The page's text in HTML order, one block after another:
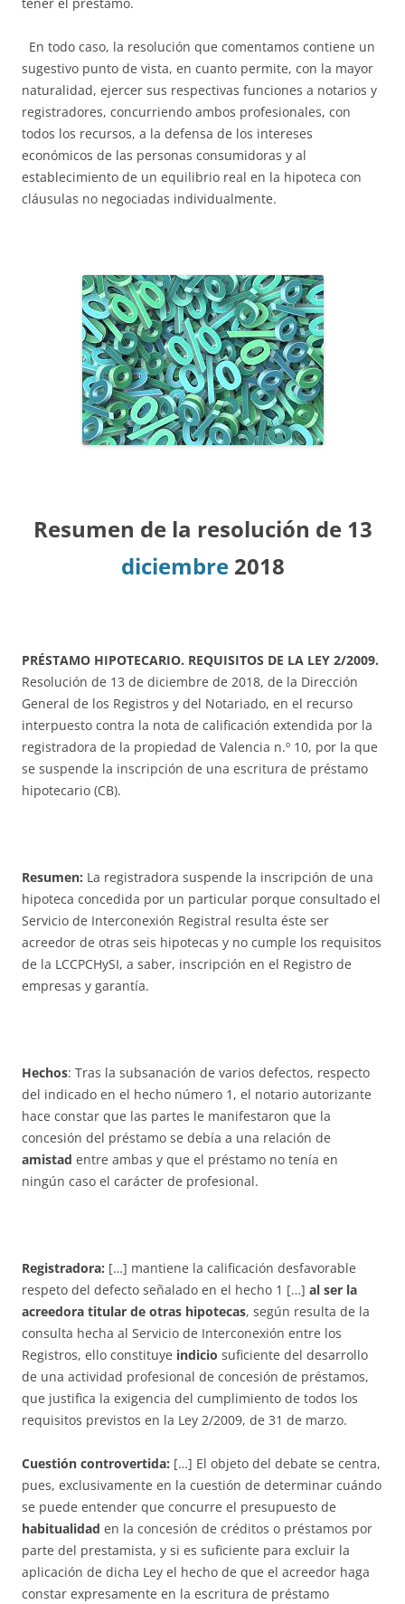
En todo caso, la resolución que comentamos contiene un
sugestivo punto de vista, en cuanto permite, con la mayor
naturalidad, ejercer sus respectivas funciones a notarios y
registradores, concurriendo ambos profesionales, con
todos los recursos, a la defensa de los intereses
económicos de las personas consumidoras y al
establecimiento de un equilibrio real en la hipoteca con
cláusulas no negociadas individualmente.
Resumen de la resolución de 13
diciembre2018
PRÉSTAMO HIPOTECARIO. REQUISITOS DE LA LEY 2/2009.
Resolución de 13 de diciembre de 2018, de la Dirección
General de los Registros y del Notariado, en el recurso
interpuesto contra la nota de calificación extendida por la
registradora de la propiedad de Valencia n.º 10, por la que
se suspende la inscripción de una escritura de préstamo
hipotecario (CB).
Resumen: La registradora suspende la inscripción de una
hipoteca concedida por un particular porque consultado el
Servicio de Interconexión Registral resulta éste ser
acreedor de otras seis hipotecas y no cumple los requisitos
de la LCCPCHySI, a saber, inscripción en el Registro de
empresas y garantía.
Hechos: Tras la subsanación de varios defectos, respecto
del indicado en el hecho número 1, el notario autorizante
hace constar que las partes le manifestaron que la
concesión del préstamo se debía a una relación de
amistad entre ambas y que el préstamo no tenía en
ningún caso el carácter de profesional.
Registradora: […] mantiene la calificación desfavorable
respeto del defecto señalado en el hecho 1 […] al ser la
acreedora titular de otras hipotecas, según resulta de la
consulta hecha al Servicio de Interconexión entre los
Registros, ello constituye indicio suficiente del desarrollo
de una actividad profesional de concesión de préstamos,
que justifica la exigencia del cumplimiento de todos los
requisitos previstos en la Ley 2/2009, de 31 de marzo.
Cuestión controvertida: […] El objeto del debate se centra,
pues, exclusivamente en la cuestión de determinar cuándo
se puede entender que concurre el presupuesto de
habitualidad en la concesión de créditos o préstamos por
parte del prestamista, y si es suficiente para excluir la
aplicación de dicha Ley el hecho de que el acreedor haga
constar expresamente en la escritura de préstamo